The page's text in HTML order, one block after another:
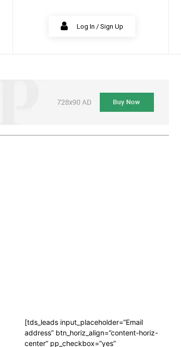
Log In / Sign Up
[tds_leads input_placeholder=”Email
address” btn_horiz_align=”content-horiz-
center” pp_checkbox=”yes”